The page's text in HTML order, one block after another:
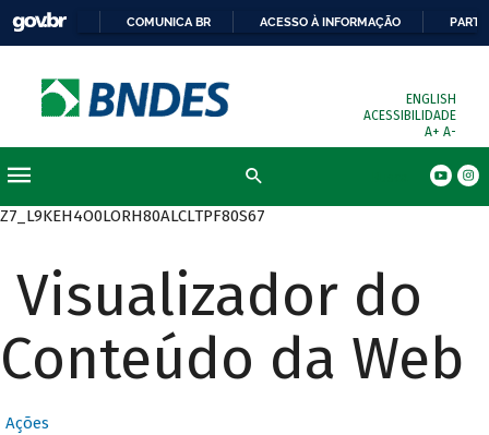
COMUNICA BR ACESSO À INFORMAÇÃO
ENGLISH
ACESSIBILIDADE
A+ A-
Z7_L9KEH4O0LORH80ALCLTPF80S67
Visualizador do
Conteúdo da Web
Ações